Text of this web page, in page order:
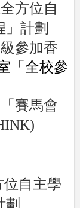
方位自
」計劃
參加香
「全校參
賽馬會
自主學
劃